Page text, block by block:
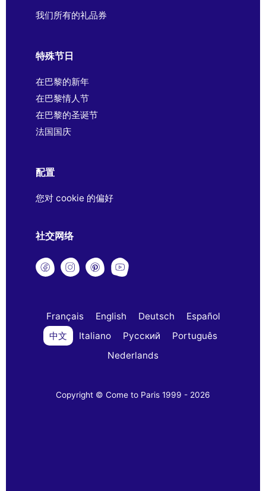
我们所有的礼品券
特殊节日
在巴黎的新年
在巴黎情人节
在巴黎的圣诞节
法国国庆
配置
您对 cookie 的偏好
社交网络
Français English Deutsch
Español
中文
Italiano Русский
Português
Nederlands
Copyright © Come to Paris 1999 - 2026